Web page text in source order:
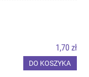
1,70 zł
DO KOSZYKA